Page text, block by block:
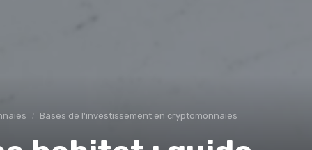
Bases de l'investissement en cryptomonnaies